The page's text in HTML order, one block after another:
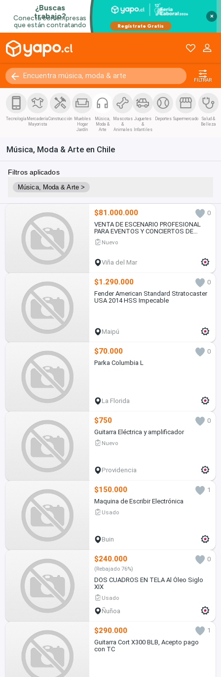
×
FILTRAR
Tecnología Mercadería
Mayorista
Construcción Muebles
Hogar
Jardín
Música,
Moda &
Arte
Mascotas
&
Animales
Juguetes
&
Infantiles
Deportes Supermercado
Salud &
Belleza
Música, Moda & Arte en Chile
Filtros aplicados
Música, Moda & Arte >
$81.000.000
0
VENTA DE ESCENARIO PROFESIONAL
PARA EVENTOS Y CONCIERTOS DE
GRAN ENVERGADURA
Nuevo
Viña del Mar
$1.290.000
0
Fender American Standard Stratocaster
USA 2014 HSS Impecable
Maipú
$70.000
0
Parka Columbia L
La Florida
$750
0
Guitarra Eléctrica y amplificador
Nuevo
Providencia
$150.000
1
Maquina de Escribir Electrónica
Usado
Buin
$240.000 0
(Rebajado 76%)
DOS CUADROS EN TELA Al Óleo Siglo
XIX
Usado
Ñuñoa
$290.000
1
Guitarra Cort X300 BLB, Acepto pago
con TC